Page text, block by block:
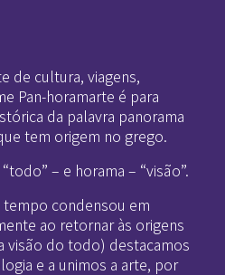
de cultura, viagens,
Pan-horamarte é para
da palavra panorama
tem origem no grego.
– e horama – “visão”.
condensou em
ao retornar às origens
visão do todo) destacamos
e a unimos a arte, por